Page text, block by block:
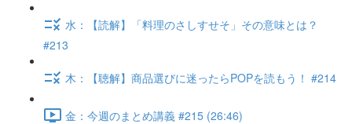
水：【読解】「料理のさしすせそ」その意味とは？
#213
木：【聴解】商品選びに迷ったらPOPを読もう！ #214
金：今週のまとめ講義 #215 (26:46)